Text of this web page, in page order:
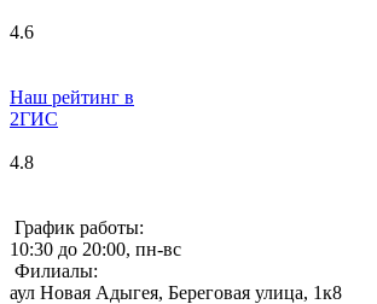
4.6
Наш рейтинг в
2ГИС
4.8
График работы:
10:30 до 20:00, пн-вс
Филиалы:
аул Новая Адыгея, Береговая улица, 1к8